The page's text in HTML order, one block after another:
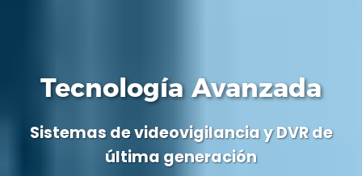
Tecnología Avanzada
Sistemas de videovigilancia y DVR de
última generación